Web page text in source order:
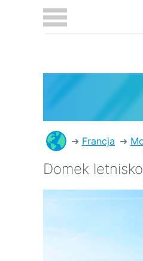
Francja
Domek